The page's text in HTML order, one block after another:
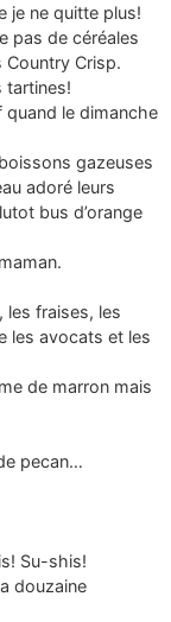
je ne quitte plus!
pas de céréales
Country Crisp.
tartines!
quand le dimanche
gazeuses
adoré leurs
bus d’orange
les fraises, les
les avocats et les
de marron mais
pecan…
Su-shis!
douzaine